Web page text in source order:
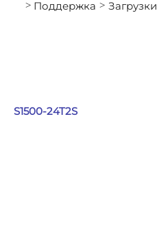
> Поддержка > Загрузки
S1500-24T2S